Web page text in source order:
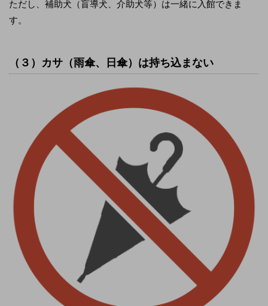
ただし、補助犬（盲導犬、介助犬等）は一緒に入館できま
す。
（３）カサ（雨傘、日傘）は持ち込まない